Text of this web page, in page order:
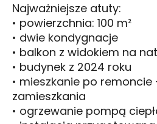
Najważniejsze atuty:
• powierzchnia: 100 m²
• dwie kondygnacje
• balkon z widokiem na
• budynek z 2024 roku
• mieszkanie po
zamieszkania
• ogrzewanie pompą